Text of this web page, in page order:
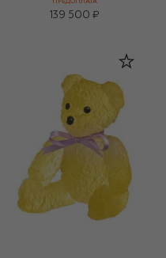
ПРЕДОПЛАТА
139 500 ₽